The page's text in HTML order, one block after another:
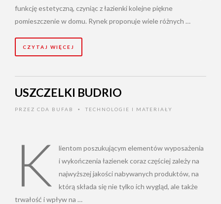
funkcję estetyczną, czyniąc z łazienki kolejne piękne
pomieszczenie w domu. Rynek proponuje wiele różnych …
CZYTAJ WIĘCEJ
USZCZELKI BUDRIO
PRZEZ CDA BUFAB • TECHNOLOGIE I MATERIAŁY
K
lientom poszukującym elementów wyposażenia
i wykończenia łazienek coraz częściej zależy na
najwyższej jakości nabywanych produktów, na
którą składa się nie tylko ich wygląd, ale także
trwałość i wpływ na …